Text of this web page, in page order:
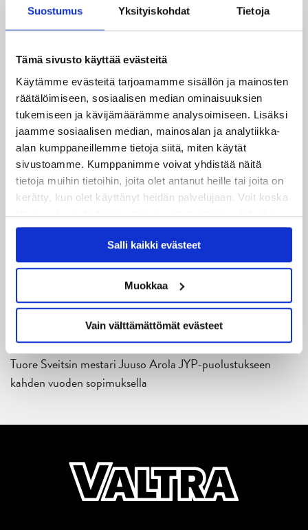
Suostumus Yksityiskohdat Tietoja
Tämä sivusto käyttää evästeitä
Käytämme evästeitä tarjoamamme sisällön ja mainosten
räätälöimiseen, sosiaalisen median ominaisuuksien
tukemiseen ja kävijämäärämme analysoimiseen. Lisäksi
jaamme sosiaalisen median, mainosalan ja analytiikka-
alan kumppaneillemme tietoja siitä, miten käytät
sivustoamme. Kumppanimme voivat yhdistää näitä
tietoja muihin tietoihin, joita olet antanut heille tai joita on
kerätty, kun olet käyttänyt heidän palvelujaan. Voit koska
tahansa kumota tai muuttaa suostumustasi evästeiden
käytöstäEvästeet-sivultamme.
Salli kaikki evästeet
Muokkaa
Vain välttämättömät evästeet
29.07.2026
JYPin harjoitusottelut tulevalle 2026-2027 kaudelle on
27.07.2026
Ruotsalaishyökkääjä Arvid Costmar JYPiin
25.06.2026
JYP ja Secto Rally Finland yhteistyöhön
02.06.2026
Liiga-kauden 2026-2027 otteluohjelma on julkaistu!
27.05.2026
Reece Newkirk vahvistamaan JYP-hyökkäystä!
Jaatinen ja Liljamo jatkosopimuksiin – JYPin ja KeuPa HT:n
yhteistyö jatkuu
14.05.2026
Tuore Sveitsin mestari Juuso Arola JYP-puolustukseen
kahden vuoden sopimuksella